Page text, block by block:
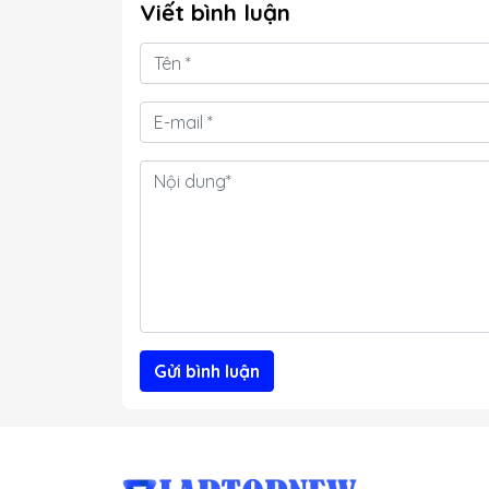
Viết bình luận
Gửi bình luận